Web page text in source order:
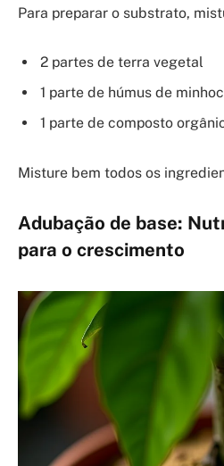
Para preparar o substrato,
2 partes de terra vegetal
1 parte de húmus de
1 parte de composto
Misture bem todos os
Adubação de base:
para o crescimento